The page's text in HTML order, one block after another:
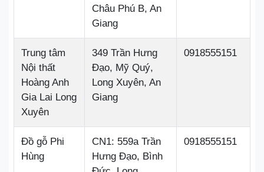
Châu Phú B, An
Giang
Trung tâm
Nội thất
Hoàng Anh
Gia Lai Long
Xuyên
349 Trần Hưng
Đạo, Mỹ Quý,
Long Xuyên, An
Giang
0918555151
Đồ gỗ Phi
Hùng
CN1: 559a Trần
Hưng Đạo, Bình
0918555151